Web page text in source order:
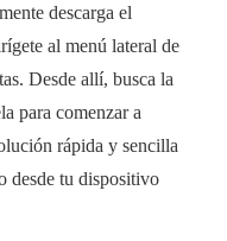
descarga el
al menú lateral de
Desde allí, busca la
para comenzar a
rápida y sencilla
desde tu dispositivo